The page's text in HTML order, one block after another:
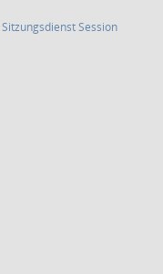
SitzungsdienstSession(Wird in